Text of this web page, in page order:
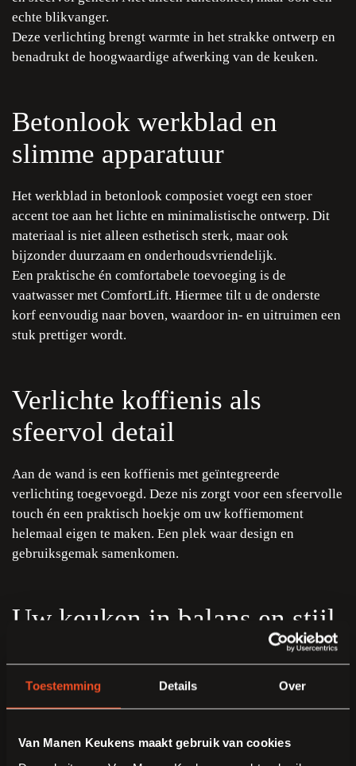
Toestemming Details Over
Van Manen Keukens maakt gebruik van cookies
echte blikvanger.
Deze verlichting brengt warmte in het strakke ontwerp en
benadrukt de hoogwaardige afwerking van de keuken.
Betonlook werkblad en
slimme apparatuur
Het werkblad in betonlook composiet voegt een stoer
accent toe aan het lichte en minimalistische ontwerp. Dit
materiaal is niet alleen esthetisch sterk, maar ook
bijzonder duurzaam en onderhoudsvriendelijk.
Een praktische én comfortabele toevoeging is de
vaatwasser met ComfortLift. Hiermee tilt u de onderste
korf eenvoudig naar boven, waardoor in- en uitruimen een
stuk prettiger wordt.
Verlichte koffienis als
sfeervol detail
Aan de wand is een koffienis met geïntegreerde
verlichting toegevoegd. Deze nis zorgt voor een sfeervolle
touch én een praktisch hoekje om uw koffiemoment
helemaal eigen te maken. Een plek waar design en
gebruiksgemak samenkomen.
Uw keuken in balans en stijl
Deze Pronorm Y-line keuken laat zien hoe u met strakke
lijnen, glanzende oppervlakken en doordachte details een
laat u begeleiden door onze keukenadviseurs. Samen
maken we van uw keuken een persoonlijk en stijlvol